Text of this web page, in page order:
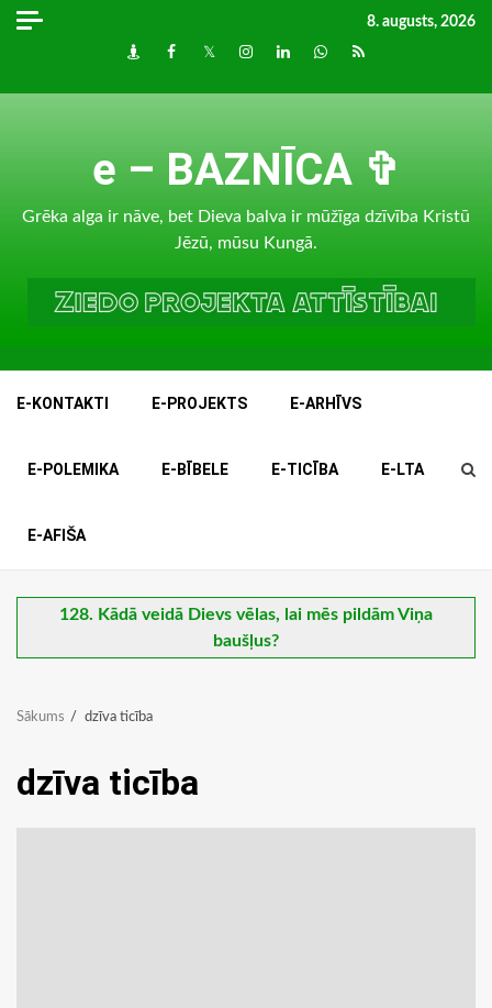
Skip
8. augusts, 2026
DraugiemFacebook
TwitterInstagram
LinkedInwhatsapp
RSS
e – BAZNĪCA ✞
Grēka alga ir nāve, bet Dieva balva ir mūžīga dzīvība Kristū
Jēzū, mūsu Kungā.
E-KONTAKTI E-PROJEKTS E-ARHĪVS
E-POLEMIKA E-BĪBELE E-TICĪBA E-LTA
E-AFIŠA
128. Kādā veidā Dievs vēlas, lai mēs pildām Viņa
baušļus?
Sākums dzīva ticība
dzīva ticība